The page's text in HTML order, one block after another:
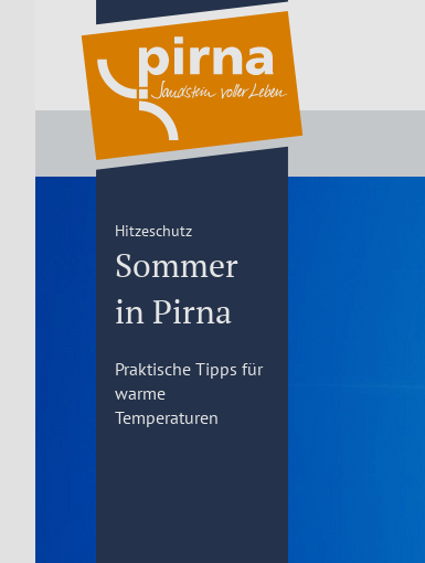
Hitzeschutz
Sommer
in Pirna
Praktische Tipps für
warme
Temperaturen